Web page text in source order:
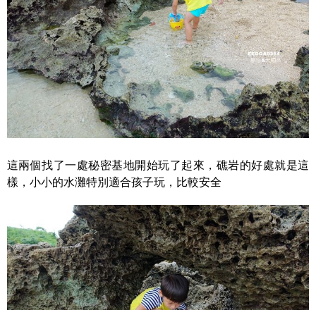
這兩個找了一處秘密基地開始玩了起來，礁岩的好處就是這
樣，小小的水灘特別適合孩子玩，比較安全